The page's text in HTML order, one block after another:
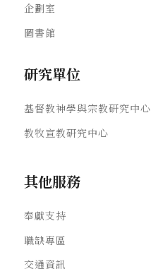
企劃室
圖書館
研究單位
基督教神學與宗教研究中心
教牧宣教研究中心
其他服務
奉獻支持
職缺專區
交通資訊